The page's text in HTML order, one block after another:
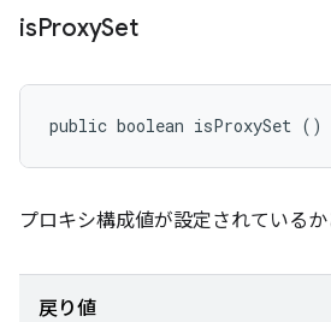
isProxySet
public boolean isProxySet ()
プロキシ構成値が設定されているか
戻り値